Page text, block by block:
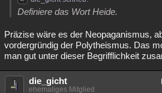
Definiere das Wort Heide.
Präzise wäre es der Neopaganismus,
vordergründig der Polytheismus. Das
man gut unter dieser Begrifflichkeit
die_gicht
ehemaliges Mitglied